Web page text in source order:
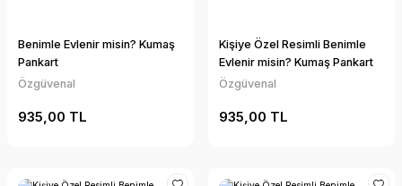
Benimle Evlenir misin? Kumaş
Pankart
Özgüvenal
935,00 TL
Kişiye Özel Resimli Benimle
Evlenir misin? Kumaş Pankart
Özgüvenal
935,00 TL